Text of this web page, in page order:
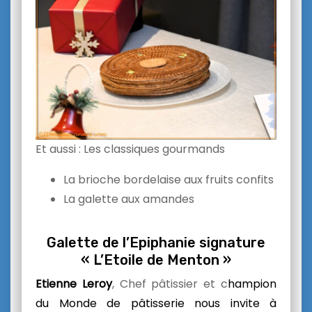
Et aussi : Les classiques gourmands
La brioche bordelaise aux fruits confits
La galette aux amandes
Galette de l’Epiphanie signature
« L’Etoile de Menton »
Etienne Leroy, Chef pâtissier et champion
du Monde de pâtisserie nous invite à